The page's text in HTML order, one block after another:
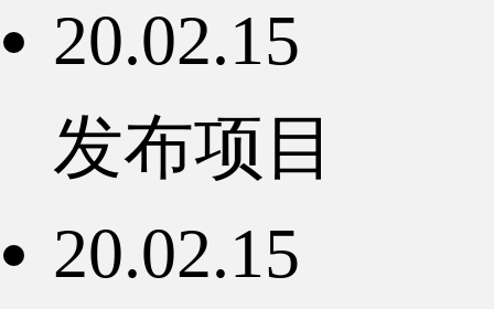
20.02.15
发布项目
20.02.15